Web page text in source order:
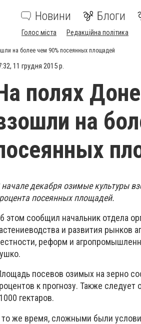
Новини Блоги
Голос міста Редакційна політика
на более чем 90% посеянных площадей
11 грудня 2015 р.
полях
на
декабря озимые культуры
посеянных площадей.
этом сообщил начальник отдела
и развития рынков
реформ и
посевов озимых на зерно
к прогнозу. Также
гектаров.
же время, сложными были